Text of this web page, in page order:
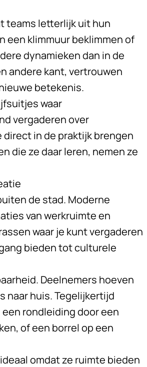
teams letterlijk uit hun
een klimmuur beklimmen of
dynamieken dan in de
andere kant, vertrouwen
betekenis.
waar
vergaderen over
in de praktijk brengen
die ze daar leren, nemen ze
de stad. Moderne
van werkruimte en
waar je kunt vergaderen
bieden tot culturele
Deelnemers hoeven
naar huis. Tegelijkertijd
rondleiding door een
of een borrel op een
omdat ze ruimte bieden